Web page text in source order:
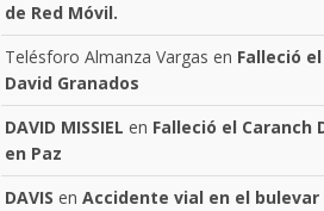
de Red Móvil.
Telésforo Almanza Vargas en Falleció
David Granados
DAVID MISSIEL en Falleció el Caranch
en Paz
DAVIS enAccidente vial en el bulevar